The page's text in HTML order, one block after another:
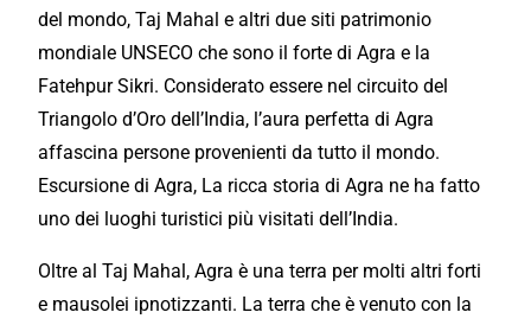
del mondo, Taj Mahal e altri due siti patrimonio
mondiale UNSECO che sono il forte di Agra e la
Fatehpur Sikri. Considerato essere nel circuito del
Triangolo d’Oro dell’India, l’aura perfetta di Agra
affascina persone provenienti da tutto il mondo.
Escursione di Agra, La ricca storia di Agra ne ha fatto
uno dei luoghi turistici più visitati dell’India.
Oltre al Taj Mahal, Agra è una terra per molti altri forti
e mausolei ipnotizzanti. La terra che è venuto con la